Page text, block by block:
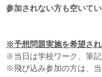
参加されない方も空いて
※予想問題実施を希望さ
※当日は学校ワーク、筆
※飛び込み参加の方は、